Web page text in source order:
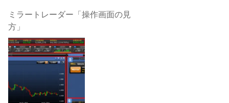
ミラートレーダー「操作画面の見
方」